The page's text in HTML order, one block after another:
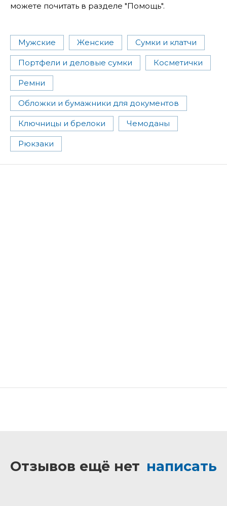
можете почитать в разделе "Помощь".
Мужские Женские Сумки и клатчи
Портфели и деловые сумки Косметички
Ремни
Обложки и бумажники для документов
Ключницы и брелоки Чемоданы
Рюкзаки
Отзывов ещё нет написать